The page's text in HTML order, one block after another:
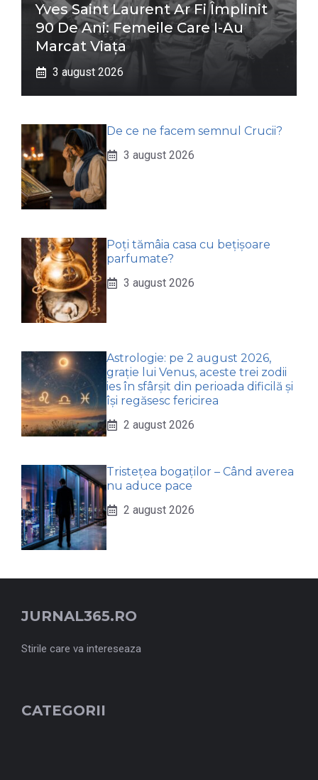
Yves Saint Laurent Ar Fi Împlinit
90 De Ani: Femeile Care I-Au
Marcat Viața
3 august 2026
De ce ne facem semnul Crucii?
3 august 2026
Poți tămâia casa cu bețișoare
parfumate?
3 august 2026
Astrologie: pe 2 august 2026,
grație lui Venus, aceste trei zodii
ies în sfârșit din perioada dificilă și
își regăsesc fericirea
2 august 2026
Tristețea bogaților – Când averea
nu aduce pace
2 august 2026
JURNAL365.RO
Stirile care va intereseaza
CATEGORII